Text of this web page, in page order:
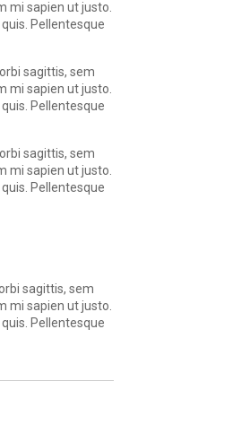
mi sapien ut justo.
Pellentesque
sagittis, sem
mi sapien ut justo.
Pellentesque
sagittis, sem
mi sapien ut justo.
Pellentesque
sagittis, sem
mi sapien ut justo.
Pellentesque